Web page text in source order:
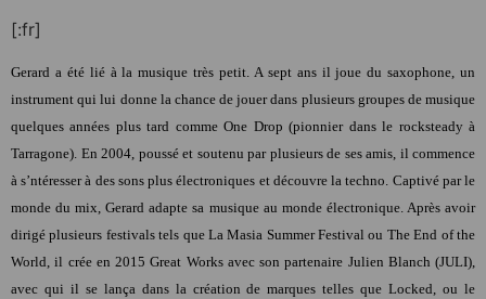
[:fr]
Gerard a été lié à la musique très petit. A sept ans il joue du saxophone, un
instrument qui lui donne la chance de jouer dans plusieurs groupes de musique
quelques années plus tard comme One Drop (pionnier dans le rocksteady à
Tarragone). En 2004, poussé et soutenu par plusieurs de ses amis, il commence
à s’ntéresser à des sons plus électroniques et découvre la techno. Captivé par le
monde du mix, Gerard adapte sa musique au monde électronique. Après avoir
dirigé plusieurs festivals tels que La Masia Summer Festival ou The End of the
World, il crée en 2015 Great Works avec son partenaire Julien Blanch (JULI),
avec qui il se lança dans la création de marques telles que Locked, ou le